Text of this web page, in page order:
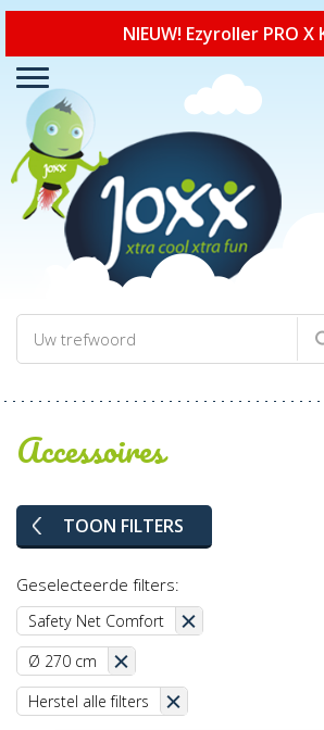
NIEUW! Ezyroller PRO X
Accessoires
TOON FILTERS
Geselecteerde filters:
Safety Net Comfort
Ø 270 cm
Herstel alle filters